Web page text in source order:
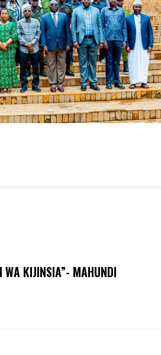
WA KIJINSIA”- MAHUNDI